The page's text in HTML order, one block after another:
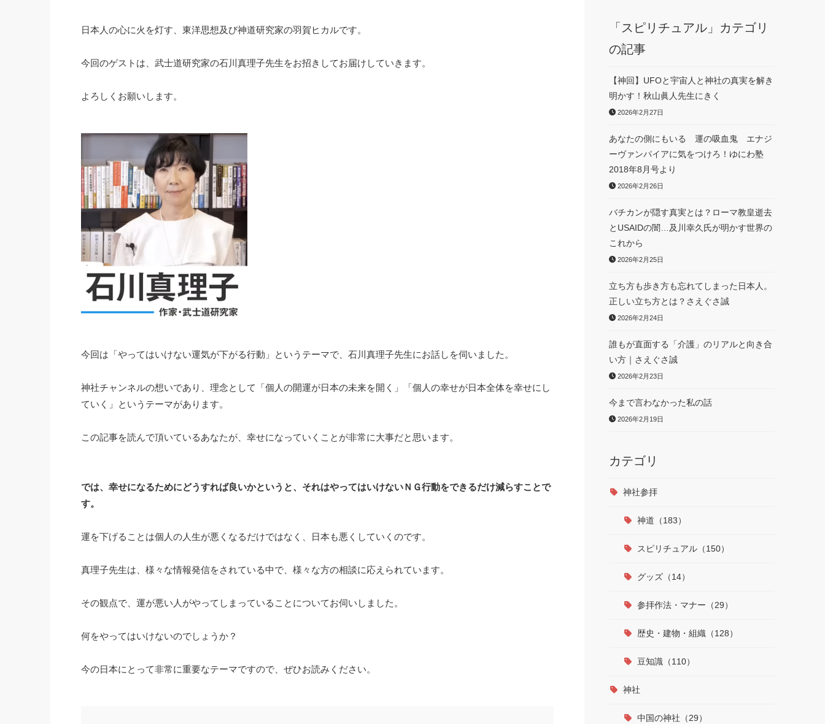
日本人の心に火を灯す、東洋思想及び神道研究家の羽賀ヒカルです。
今回のゲストは、武士道研究家の石川真理子先生をお招きしてお届けしていきます。
よろしくお願いします。
今回は「やってはいけない運気が下がる行動」というテーマで、石川真理子先生にお話しを伺いました。
神社チャンネルの想いであり、理念として「個人の開運が日本の未来を開く」「個人の幸せが日本全体を幸せにし
ていく」というテーマがあります。
この記事を読んで頂いているあなたが、幸せになっていくことが非常に大事だと思います。
では、幸せになるためにどうすれば良いかというと、それはやってはいけないＮＧ行動をできるだけ減らすことで
す。
運を下げることは個人の人生が悪くなるだけではなく、日本も悪くしていくのです。
真理子先生は、様々な情報発信をされている中で、様々な方の相談に応えられています。
その観点で、運が悪い人がやってしまっていることについてお伺いしました。
何をやってはいけないのでしょうか？
今の日本にとって非常に重要なテーマですので、ぜひお読みください。
「スピリチュアル」カテゴリ
の記事
【神回】UFOと宇宙人と神社の真実を解き
明かす！秋山眞人先生にきく
2026年2月27日
あなたの側にもいる 運の吸血鬼 エナジ
ーヴァンパイアに気をつけろ！ゆにわ塾
2018年8月号より
2026年2月26日
バチカンが隠す真実とは？ローマ教皇逝去
とUSAIDの闇…及川幸久氏が明かす世界の
これから
2026年2月25日
立ち方も歩き方も忘れてしまった日本人。
正しい立ち方とは？さえぐさ誠
2026年2月24日
誰もが直面する「介護」のリアルと向き合
い方｜さえぐさ誠
2026年2月23日
今まで言わなかった私の話
2026年2月19日
カテゴリ
神社参拝
神道（183）
スピリチュアル（150）
グッズ（14）
参拝作法・マナー（29）
歴史・建物・組織（128）
豆知識（110）
神社
中国の神社（29）